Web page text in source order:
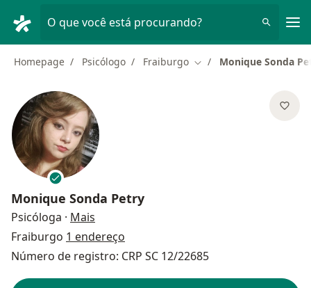
O que você está procurando?
Homepage Psicólogo Fraiburgo Mudar de cidade
Monique Sonda
Monique Sonda Petry
Psicóloga · Mais
Fraiburgo 1 endereço
Número de registro: CRP SC 12/22685